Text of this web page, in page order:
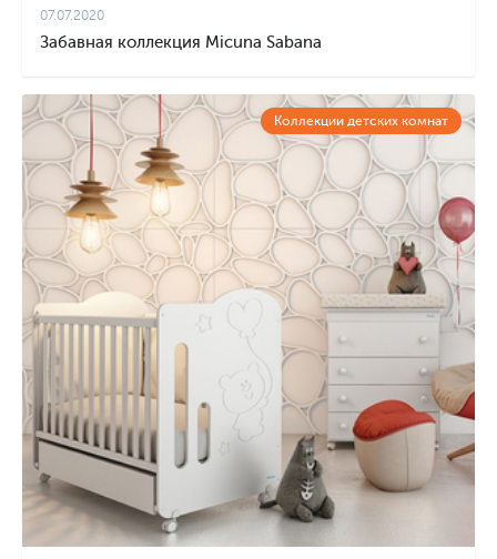
07.07.2020
Забавная коллекция Micuna Sabana
Коллекции детских комнат